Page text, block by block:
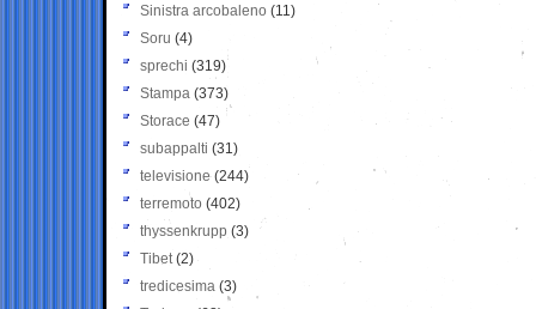
Sinistra arcobaleno (11)
Soru (4)
sprechi (319)
Stampa (373)
Storace (47)
subappalti (31)
televisione(244)
terremoto (402)
thyssenkrupp (3)
Tibet(2)
tredicesima (3)